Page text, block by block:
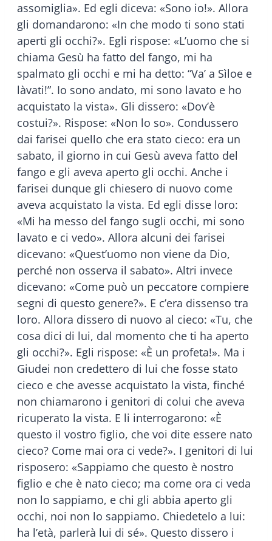
assomiglia». Ed egli diceva: «Sono io!». Allora
gli domandarono: «In che modo ti sono stati
aperti gli occhi?». Egli rispose: «L’uomo che si
chiama Gesù ha fatto del fango, mi ha
spalmato gli occhi e mi ha detto: “Va’ a Sìloe e
làvati!”. Io sono andato, mi sono lavato e ho
acquistato la vista». Gli dissero: «Dov’è
costui?». Rispose: «Non lo so». Condussero
dai farisei quello che era stato cieco: era un
sabato, il giorno in cui Gesù aveva fatto del
fango e gli aveva aperto gli occhi. Anche i
farisei dunque gli chiesero di nuovo come
aveva acquistato la vista. Ed egli disse loro:
«Mi ha messo del fango sugli occhi, mi sono
lavato e ci vedo». Allora alcuni dei farisei
dicevano: «Quest’uomo non viene da Dio,
perché non osserva il sabato». Altri invece
dicevano: «Come può un peccatore compiere
segni di questo genere?». E c’era dissenso tra
loro. Allora dissero di nuovo al cieco: «Tu, che
cosa dici di lui, dal momento che ti ha aperto
gli occhi?». Egli rispose: «È un profeta!». Ma i
Giudei non credettero di lui che fosse stato
cieco e che avesse acquistato la vista, finché
non chiamarono i genitori di colui che aveva
ricuperato la vista. E li interrogarono: «È
questo il vostro figlio, che voi dite essere nato
cieco? Come mai ora ci vede?». I genitori di lui
risposero: «Sappiamo che questo è nostro
figlio e che è nato cieco; ma come ora ci veda
non lo sappiamo, e chi gli abbia aperto gli
occhi, noi non lo sappiamo. Chiedetelo a lui:
ha l’età, parlerà lui di sé». Questo dissero i